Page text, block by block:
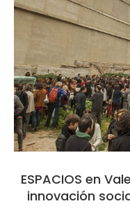
ESPACIOS en
innovación